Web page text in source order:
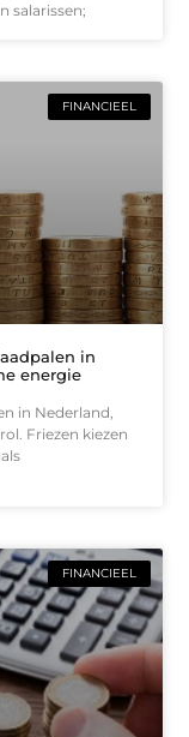
salarissen;
FINANCIEEL
in
energie
in Nederland,
Friezen kiezen
FINANCIEEL